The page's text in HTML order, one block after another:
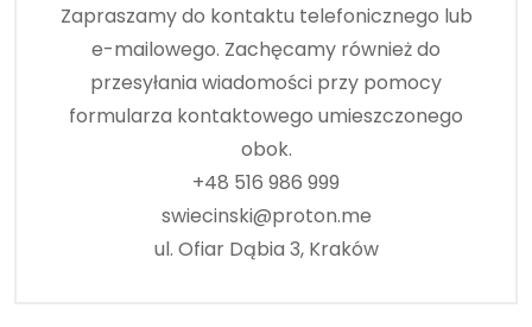
Zapraszamy do kontaktu telefonicznego lub
e-mailowego. Zachęcamy również do
przesyłania wiadomości przy pomocy
formularza kontaktowego umieszczonego
obok.
+48 516 986 999
swiecinski@proton.me
ul. Ofiar Dąbia 3, Kraków